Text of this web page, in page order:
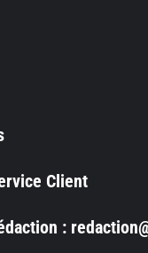
Client
: